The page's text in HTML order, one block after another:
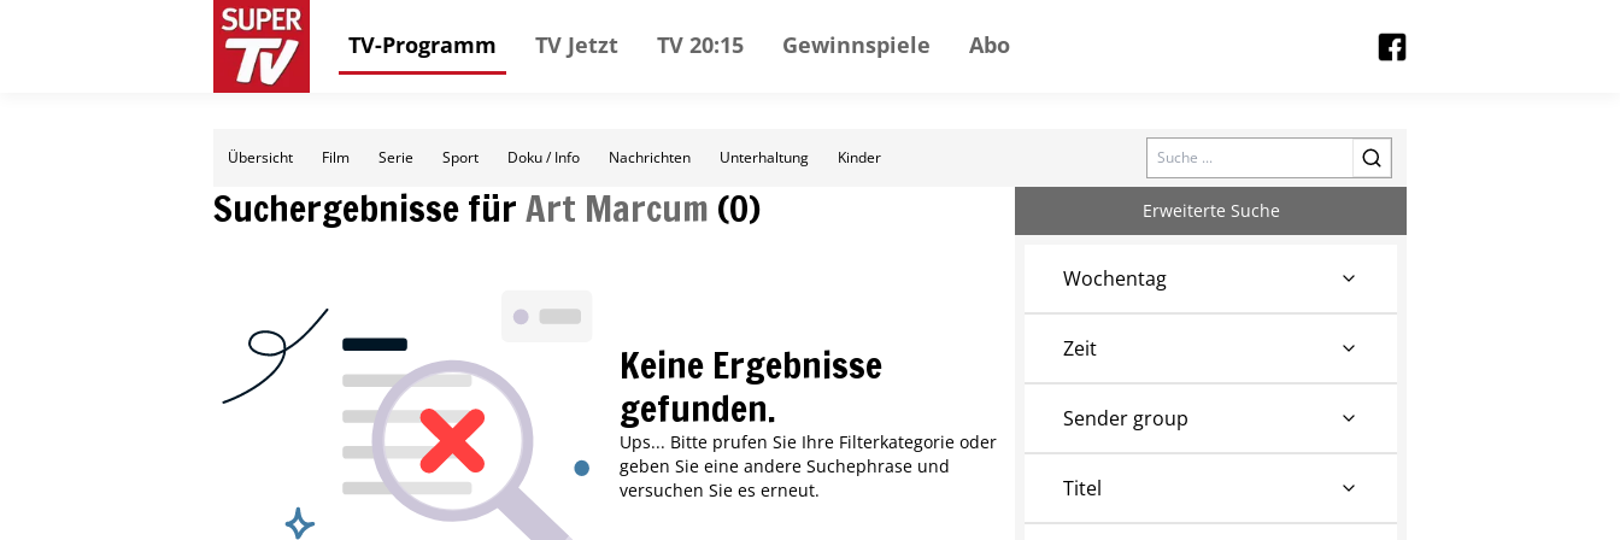
TV-Programm TV Jetzt TV 20:15 Gewinnspiele Abo
Übersicht Film Serie Sport Doku / Info Nachrichten Unterhaltung Kinder Search
Suchergebnisse fürArt Marcum (0)
Keine Ergebnisse
gefunden.
Ups... Bitte prufen Sie Ihre Filterkategorie oder
geben Sie eine andere Suchephrase und
versuchen Sie es erneut.
Erweiterte Suche
Wochentag
Zeit
Sender group
Titel